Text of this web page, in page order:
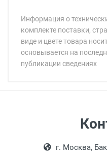
Информация о
комплекте поставки,
виде и цвете товара
основывается на
публикации сведениях
Общая ширина:
18:00, по
г. Москва,